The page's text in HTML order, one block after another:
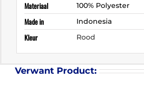
Materiaal 100% Polyester
Made in Indonesia
Kleur Rood
Verwant Product: